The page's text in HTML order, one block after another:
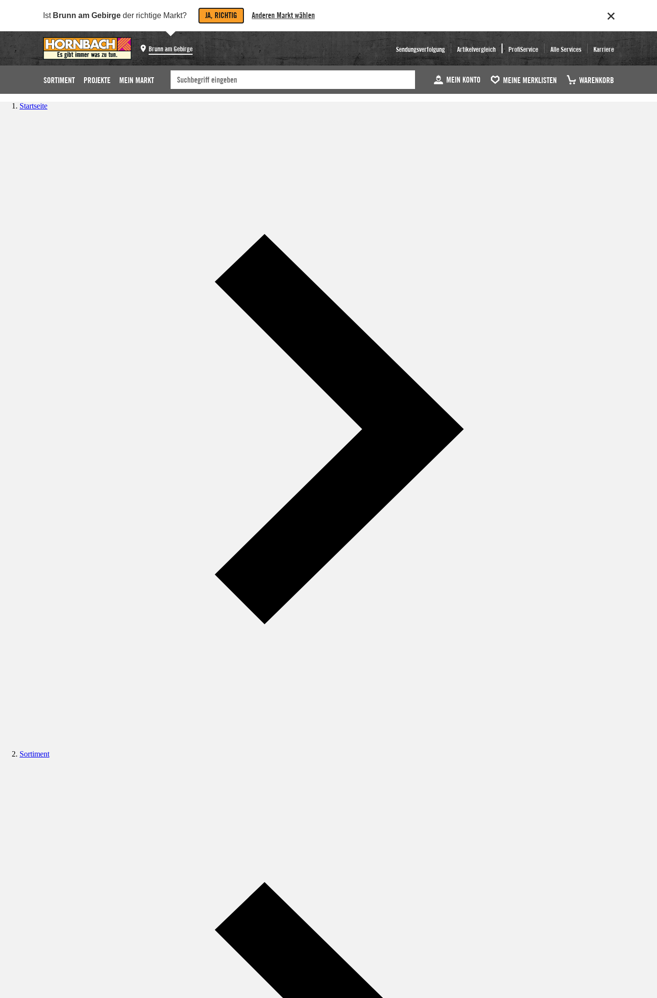
Ist Brunn am Gebirge der richtige Markt? JA, RICHTIG Anderen Markt wählen
Brunn am Gebirge Sendungsverfolgung Artikelvergleich ProfiService Alle Services Karriere
SORTIMENT PROJEKTE MEIN MARKT MEIN KONTO MEINE MERKLISTEN WARENKORB
Startseite
Sortiment